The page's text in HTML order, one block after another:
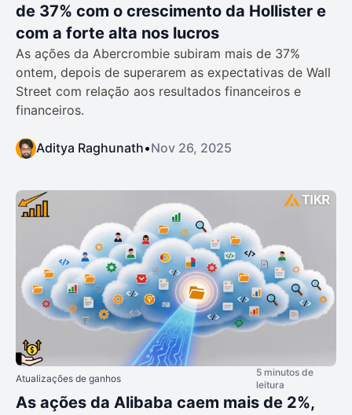
de 37% com o crescimento da Hollister e
com a forte alta nos lucros
As ações da Abercrombie subiram mais de 37%
ontem, depois de superarem as expectativas de Wall
Street com relação aos resultados financeiros e
financeiros.
Aditya Raghunath•Nov 26, 2025
Atualizações de ganhos
5 minutos de
leitura
As ações da Alibaba caem mais de 2%,